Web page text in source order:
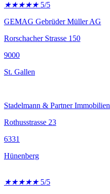
★★★★★ 5/5
GEMAG Gebrüder Müller AG
Rorschacher Strasse 150
9000
St. Gallen
Stadelmann & Partner Immobilien
Rothusstrasse 23
6331
Hünenberg
★★★★★ 5/5